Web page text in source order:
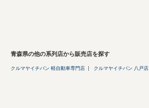
青森県の他の系列店から販売店を探す
クルマヤイチバン 軽自動車専門店 クルマヤイチバン 八戸店